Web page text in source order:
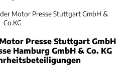
Motor Presse Stuttgart GmbH &
Co.KG
Presse Stuttgart GmbH
Hamburg GmbH & Co. KG